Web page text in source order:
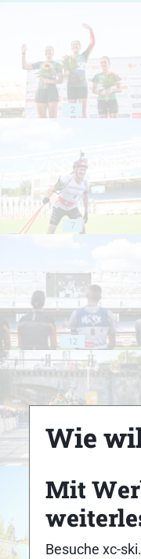
2
7
12
Wie
Mit
Besuche xc-